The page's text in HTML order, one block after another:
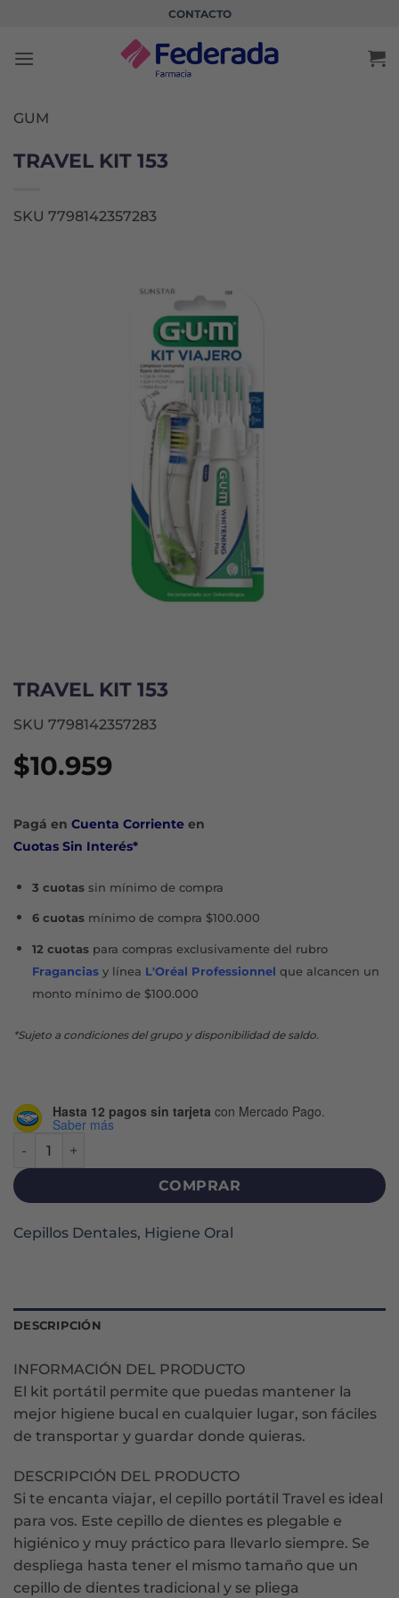
contenido
CONTACTO
GUM
TRAVEL KIT 153
SKU 7798142357283
TRAVEL KIT 153
SKU 7798142357283
$10.959
Pagá en Cuenta Corriente en
Cuotas Sin Interés*
3 cuotassin mínimo de compra
6 cuotasmínimo de compra $100.000
12 cuotaspara compras exclusivamente del rubro
Fraganciasy línea L'Oréal Professionnel que alcancen un
monto mínimo de $100.000
*Sujeto a condiciones del grupo y disponibilidad de saldo.
Hasta 12 pagos sin tarjeta con Mercado Pago.
Saber más
COMPRAR
Cepillos Dentales, Higiene Oral
DESCRIPCIÓN
INFORMACIÓN DEL PRODUCTO
El kit portátil permite que puedas mantener la
mejor higiene bucal en cualquier lugar, son fáciles
de transportar y guardar donde quieras.
DESCRIPCIÓN DEL PRODUCTO
Si te encanta viajar, el cepillo portátil Travel es ideal
para vos. Este cepillo de dientes es plegable e
higiénico y muy práctico para llevarlo siempre. Se
despliega hasta tener el mismo tamaño que un
cepillo de dientes tradicional y se pliega